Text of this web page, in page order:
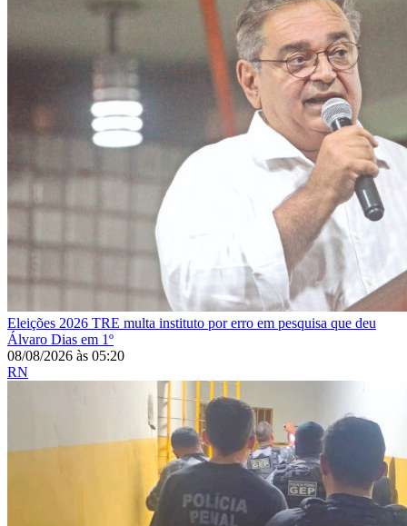
Eleições 2026 TRE multa instituto por erro em pesquisa que deu
Álvaro Dias em 1º
08/08/2026 às 05:20
RN